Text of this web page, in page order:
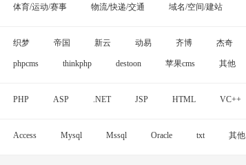
体育/运动/赛事 物流/快递/交通 域名/空间/建站
织梦 帝国 新云 动易 齐博 杰奇
phpcms thinkphp destoon 苹果cms 其他
PHP ASP .NET JSP HTML VC++
Access Mysql Mssql Oracle txt 其他